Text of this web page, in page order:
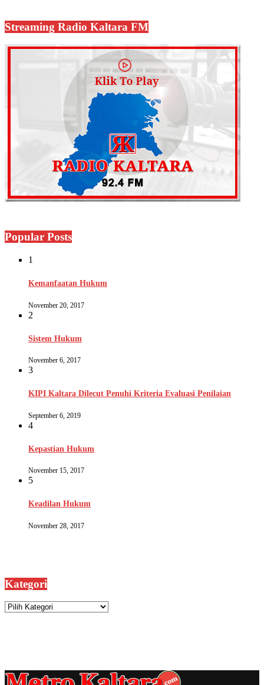
Streaming Radio Kaltara FM
Popular Posts
1
Kemanfaatan Hukum
November 20, 2017
2
Sistem Hukum
November 6, 2017
3
KIPI Kaltara Dilecut Penuhi Kriteria Evaluasi Penilaian
September 6, 2019
4
Kepastian Hukum
November 15, 2017
5
Keadilan Hukum
November 28, 2017
Kategori
Kategori